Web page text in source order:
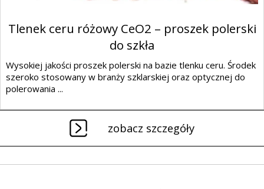
Tlenek ceru różowy CeO2 – proszek polerski
do szkła
Wysokiej jakości proszek polerski na bazie tlenku ceru. Środek
szeroko stosowany w branży szklarskiej oraz optycznej do
polerowania ...
zobacz szczegóły